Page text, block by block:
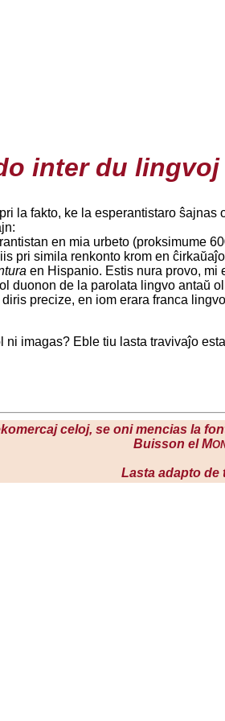
inter du lingvoj
la fakto, ke la esperantistaro ŝajnas
en mia urbeto (proksimume
pri simila renkonto krom en
en Hispanio. Estis nura provo, mi
duonon de la parolata lingvo antaŭ
precize, en iom erara franca
imagas? Eble tiu lasta travivaĵo
celoj, se oni mencias la
Buisson el M
Lasta adapto de